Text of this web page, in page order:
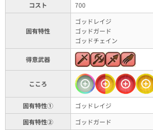
コスト
700
固有特性
ゴッドレイジ
ゴッドガード
ゴッドチェイン
得意武器
こころ
固有特性①
ゴッドレイジ
固有特性②
ゴッドガード